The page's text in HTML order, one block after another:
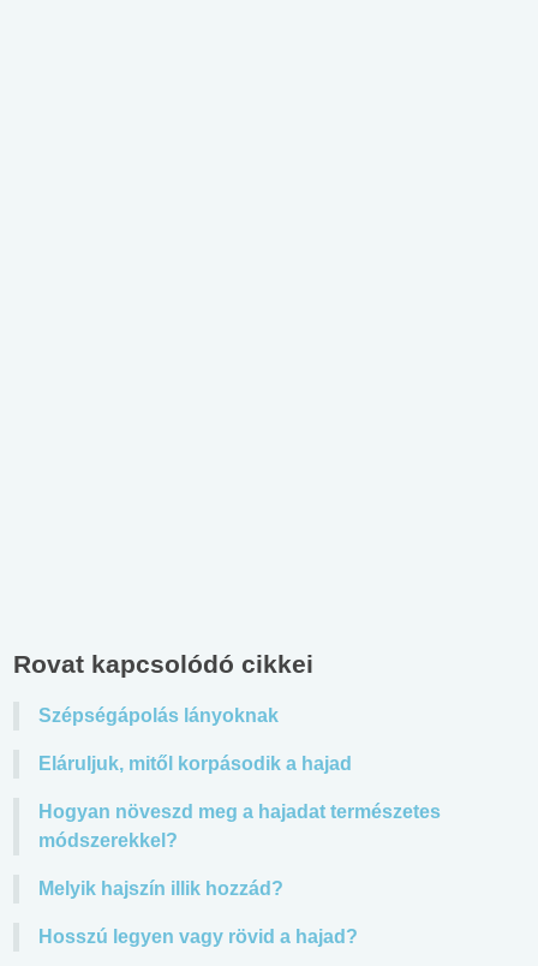
Rovat kapcsolódó cikkei
Szépségápolás lányoknak
Eláruljuk, mitől korpásodik a hajad
Hogyan növeszd meg a hajadat természetes
módszerekkel?
Melyik hajszín illik hozzád?
Hosszú legyen vagy rövid a hajad?